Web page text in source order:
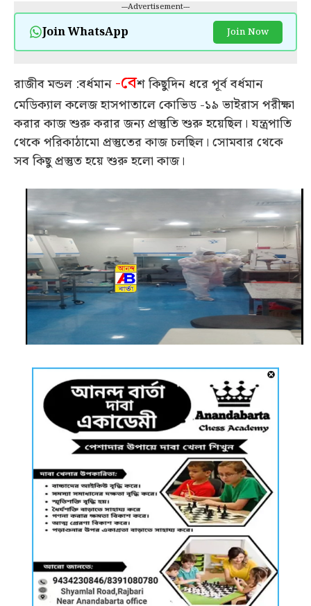
---Advertisement---
Join WhatsApp Join Now
রাজীব মন্ডল :বর্ধমান -বেশ কিছুদিন ধরে পূর্ব বর্ধমান
মেডিক্যাল কলেজ হাসপাতালে কোভিড -১৯ ভাইরাস পরীক্ষা
করার কাজ শুরু করার জন্য প্রস্তুতি শুরু হয়েছিল। যন্ত্রপাতি
থেকে পরিকাঠামো প্রস্তুতের কাজ চলছিল। সোমবার থেকে
সব কিছু প্রস্তুত হয়ে শুরু হলো কাজ।